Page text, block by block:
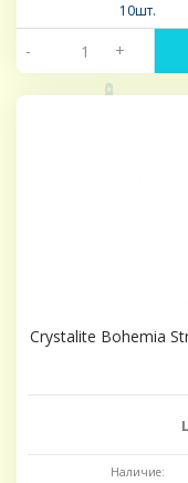
10шт.
- +
Crystalite Bohemia
Наличие: